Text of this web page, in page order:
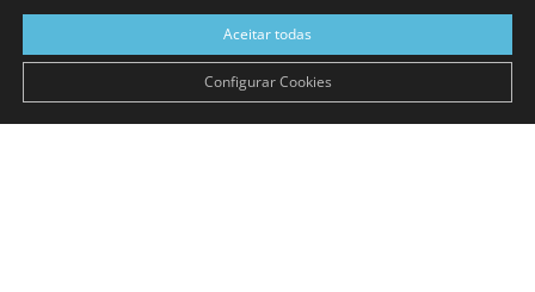
a sul de distrito de Leiria, com mais de 40.000 leitores por
toda a região Oeste. Jornal com distribuição em Portugal
Continental e assinatura online.
Aceitar todas
Configurar Cookies